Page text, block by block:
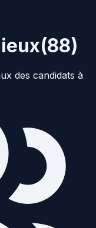
(88)
des candidats à